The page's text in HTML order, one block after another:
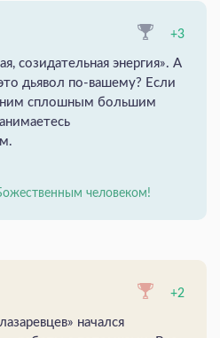
+3
созидательная энергия». А
дьявол по-вашему? Если
сплошным большим
человеком!
+2
начался